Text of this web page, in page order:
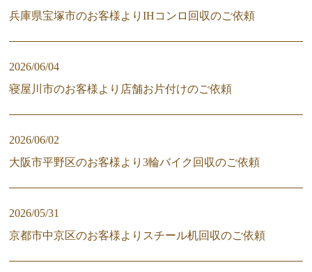
兵庫県宝塚市のお客様よりIHコンロ回収のご依頼
2026/06/04
寝屋川市のお客様より店舗お片付けのご依頼
2026/06/02
大阪市平野区のお客様より3輪バイク回収のご依頼
2026/05/31
京都市中京区のお客様よりスチール机回収のご依頼